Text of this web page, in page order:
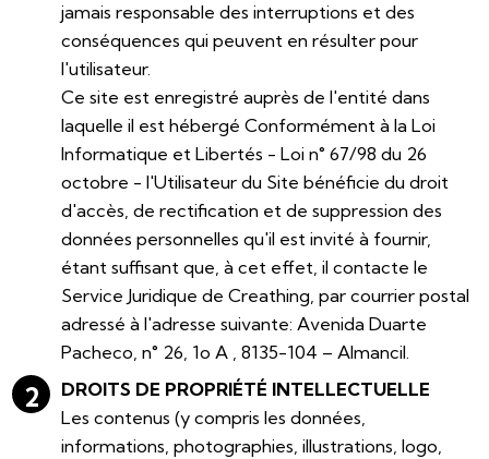
jamais responsable des interruptions et des
conséquences qui peuvent en résulter pour
l'utilisateur.
Ce site est enregistré auprès de l'entité dans
laquelle il est hébergé Conformément à la Loi
Informatique et Libertés - Loi n° 67/98 du 26
octobre - l'Utilisateur du Site bénéficie du droit
d'accès, de rectification et de suppression des
données personnelles qu'il est invité à fournir,
étant suffisant que, à cet effet, il contacte le
Service Juridique de Creathing, par courrier postal
adressé à l'adresse suivante: Avenida Duarte
Pacheco, n° 26, 1o A , 8135-104 – Almancil.
DROITS DE PROPRIÉTÉ INTELLECTUELLE
Les contenus (y compris les données,
informations, photographies, illustrations, logo,